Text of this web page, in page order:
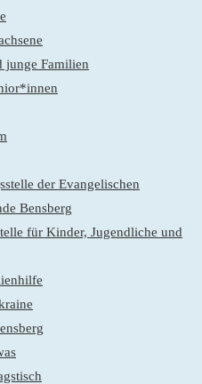
junge Familien
der Evangelischen
Bensberg
für Kinder, Jugendliche und